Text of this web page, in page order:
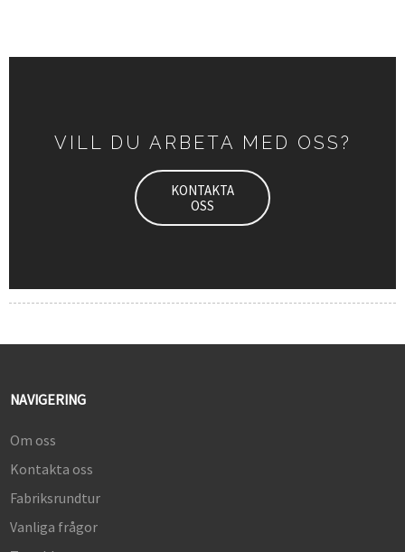
VILL DU ARBETA MED OSS?
KONTAKTA
OSS
NAVIGERING
Om oss
Kontakta oss
Fabriksrundtur
Vanliga frågor